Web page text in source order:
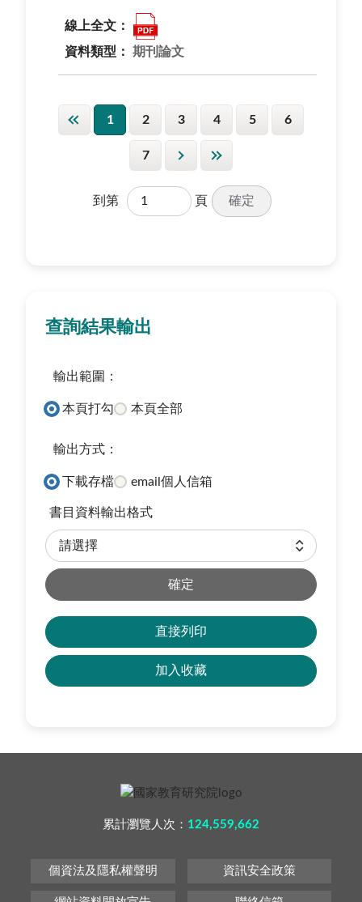
線上全文：
資料類型： 期刊論文
1 2 3 4 5 6
7
到第 頁 確定
查詢結果輸出
輸出範圍：
本頁打勾 本頁全部
輸出方式：
下載存檔 email個人信箱
書目資料輸出格式
確定
直接列印
加入收藏
累計瀏覽人次： 124,559,662
個資法及隱私權聲明 資訊安全政策